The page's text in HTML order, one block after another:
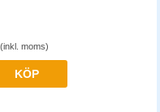
(inkl. moms)
KÖP